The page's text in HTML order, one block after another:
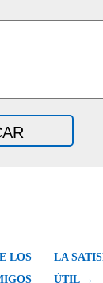
LOS
LA
ÚTIL →